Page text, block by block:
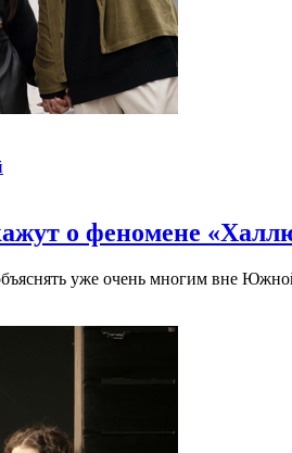
о феномене
уже очень многим вне